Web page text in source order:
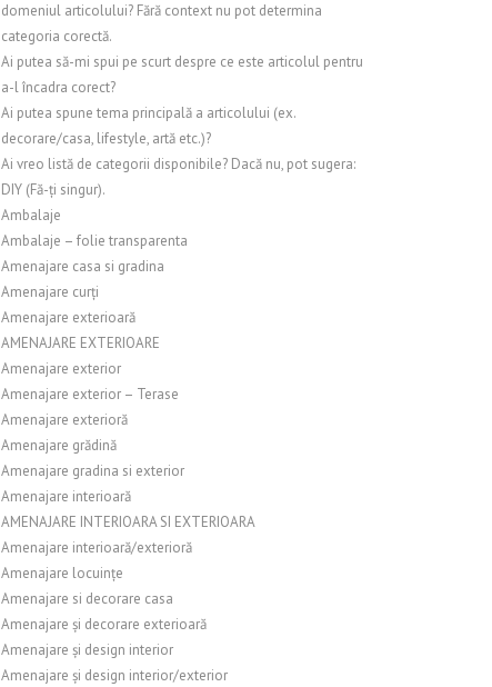
domeniul articolului? Fără context nu pot determina
categoria corectă.
Ai putea să-mi spui pe scurt despre ce este articolul pentru
a-l încadra corect?
Ai putea spune tema principală a articolului (ex.
decorare/casa, lifestyle, artă etc.)?
Ai vreo listă de categorii disponibile? Dacă nu, pot sugera:
DIY (Fă-ți singur).
Ambalaje
Ambalaje – folie transparenta
Amenajare casa si gradina
Amenajare curți
Amenajare exterioară
AMENAJARE EXTERIOARE
Amenajare exterior
Amenajare exterior – Terase
Amenajare exterioră
Amenajare grădină
Amenajare gradina si exterior
Amenajare interioară
AMENAJARE INTERIOARA SI EXTERIOARA
Amenajare interioară/exterioră
Amenajare locuințe
Amenajare si decorare casa
Amenajare și decorare exterioară
Amenajare și design interior
Amenajare și design interior/exterior